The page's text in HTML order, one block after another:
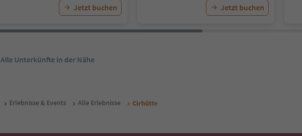
Jetzt buchen Jetzt buchen
Alle Unterkünfte in der Nähe
Erlebnisse & Events Alle Erlebnisse Cirhütte